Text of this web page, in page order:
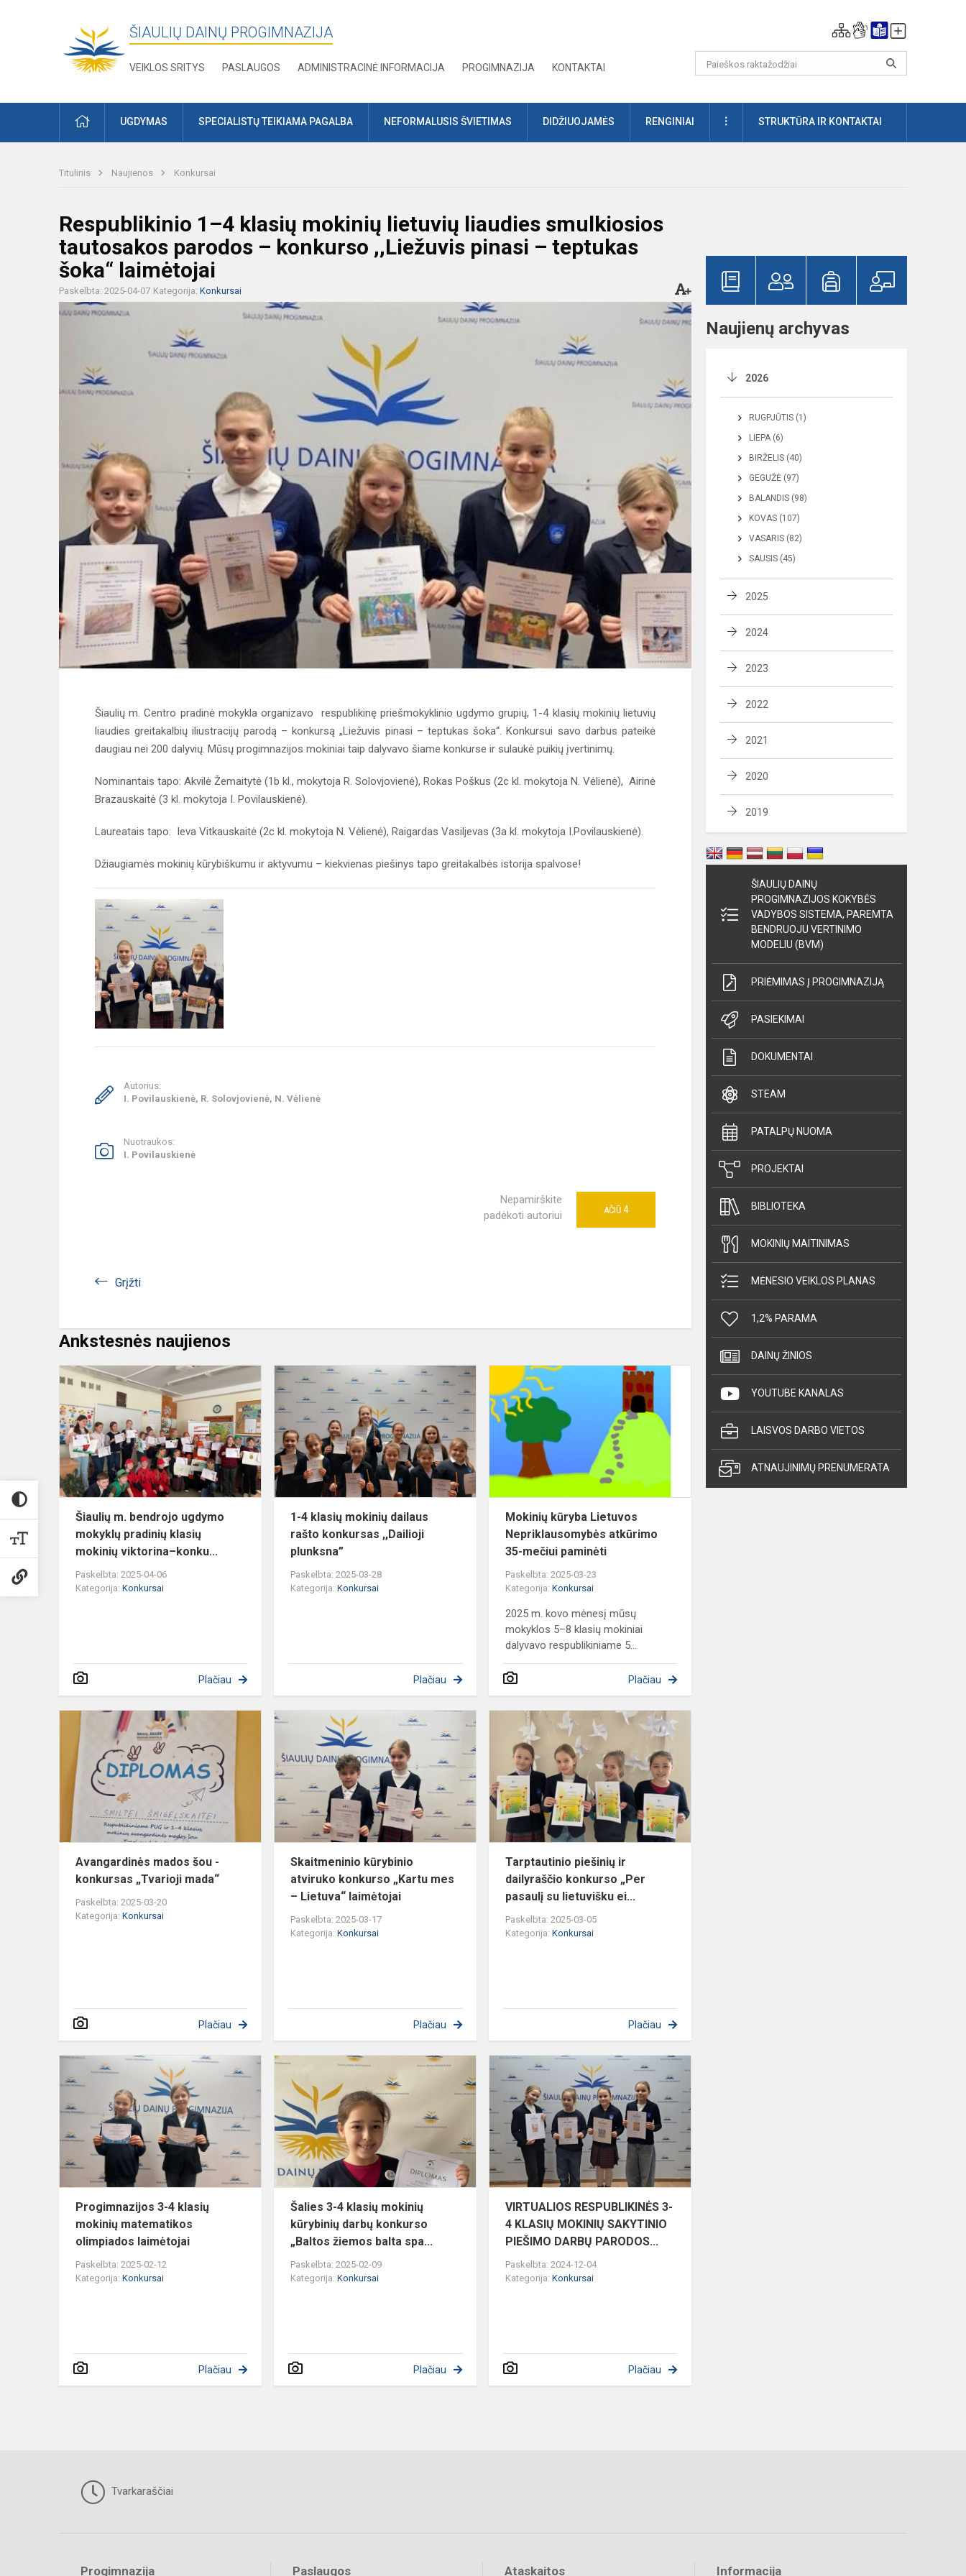
ŠIAULIŲ DAINŲ PROGIMNAZIJA
VEIKLOS SRITYS PASLAUGOS ADMINISTRACINĖ INFORMACIJA PROGIMNAZIJA KONTAKTAI
PRADŽIAUGDYMAS SPECIALISTŲ TEIKIAMA PAGALBA NEFORMALUSIS ŠVIETIMAS DIDŽIUOJAMĖS RENGINIAI DAUGIAUSTRUKTŪRA IR KONTAKTAI
Titulinis Naujienos Konkursai
Respublikinio 1–4 klasių mokinių lietuvių liaudies smulkiosios
tautosakos parodos – konkurso ,,Liežuvis pinasi – teptukas
šoka“ laimėtojai
Paskelbta: 2025-04-07 Kategorija: Konkursai
Šiaulių m. Centro pradinė mokykla organizavo respublikinę priešmokyklinio ugdymo grupių, 1-4 klasių mokinių lietuvių
liaudies greitakalbių iliustracijų parodą – konkursą „Liežuvis pinasi – teptukas šoka“. Konkursui savo darbus pateikė
daugiau nei 200 dalyvių. Mūsų progimnazijos mokiniai taip dalyvavo šiame konkurse ir sulaukė puikių įvertinimų.
Nominantais tapo: Akvilė Žemaitytė (1b kl., mokytoja R. Solovjovienė), Rokas Poškus (2c kl. mokytoja N. Vėlienė), Airinė
Brazauskaitė (3 kl. mokytoja I. Povilauskienė).
Laureatais tapo: Ieva Vitkauskaitė (2c kl. mokytoja N. Vėlienė), Raigardas Vasiljevas (3a kl. mokytoja I.Povilauskienė).
Džiaugiamės mokinių kūrybiškumu ir aktyvumu – kiekvienas piešinys tapo greitakalbės istorija spalvose!
Autorius:
I. Povilauskienė, R. Solovjovienė, N. Vėlienė
Nuotraukos:
I. Povilauskienė
Nepamirškite
padėkoti autoriui
AČIŪ 4
Grįžti
Ankstesnės naujienos
Šiaulių
m.
bendrojo
ugdymo
mokyklų
pradinių
klasių
mokinių...
Šiaulių m. bendrojo ugdymo
mokyklų pradinių klasių
mokinių viktorina–konku...
Paskelbta: 2025-04-06
Kategorija: Konkursai
Plačiau
1-
4
klasių
mokinių
dailaus
konkursas
,,Dailioji
plunk...
1-4 klasių mokinių dailaus
rašto konkursas ,,Dailioji
plunksna”
Paskelbta: 2025-03-28
Kategorija:Konkursai
Plačiau
Mokinių
kūryba
Nepriklausomybės
atkūrimo
mečiui...
Mokinių kūryba Lietuvos
Nepriklausomybės atkūrimo
35-mečiui paminėti
Paskelbta: 2025-03-23
Kategorija:Konkursai
2025 m. kovo mėnesį mūsų
mokyklos 5–8 klasių mokiniai
dalyvavo respublikiniame 5...
Plačiau
Avangardinės
konkursas
„Tvarioji
mada“
Avangardinės mados šou -
konkursas „Tvarioji mada“
Paskelbta: 2025-03-20
Kategorija: Konkursai
Plačiau
Skaitmeninio
kūrybinio
atviruko
konkurso
„Kartu
mes
Lietu...
Skaitmeninio kūrybinio
atviruko konkurso „Kartu mes
– Lietuva“ laimėtojai
Paskelbta: 2025-03-17
Kategorija:Konkursai
Plačiau
Tarptautinio piešinių ir
dailyraščio konkurso „Per
pasaulį su lietuvišku ei...
Paskelbta: 2025-03-05
Kategorija:Konkursai
Plačiau
Progimnazijos
klasių
mokinių
matematikos
olimpiados
Progimnazijos 3-4 klasių
mokinių matematikos
olimpiados laimėtojai
Paskelbta: 2025-02-12
Kategorija: Konkursai
Plačiau
Šalies
3-
4
klasių
mokinių
kūrybinių
darbų
konkurso
„Baltos...
Šalies 3-4 klasių mokinių
kūrybinių darbų konkurso
„Baltos žiemos balta spa...
Paskelbta: 2025-02-09
Kategorija:Konkursai
Plačiau
4
KLASIŲ
MOKINIŲ
SAKYTINIO
PIEŠI...
VIRTUALIOS RESPUBLIKINĖS 3-
4 KLASIŲ MOKINIŲ SAKYTINIO
PIEŠIMO DARBŲ PARODOS...
Paskelbta: 2024-12-04
Kategorija:Konkursai
Plačiau
Naujienų archyvas
2026
RUGPJŪTIS (1)
LIEPA (6)
BIRŽELIS (40)
GEGUŽĖ (97)
BALANDIS (98)
KOVAS (107)
VASARIS (82)
SAUSIS (45)
2025
2024
2023
2022
2021
2020
2019
ŠIAULIŲ DAINŲ
PROGIMNAZIJOS KOKYBĖS
VADYBOS SISTEMA, PAREMTA
BENDRUOJU VERTINIMO
MODELIU (BVM)
PRIĖMIMAS Į PROGIMNAZIJĄ
PASIEKIMAI
DOKUMENTAI
STEAM
PATALPŲ NUOMA
PROJEKTAI
BIBLIOTEKA
MOKINIŲ MAITINIMAS
MĖNESIO VEIKLOS PLANAS
1,2% PARAMA
DAINŲ ŽINIOS
YOUTUBE KANALAS
LAISVOS DARBO VIETOS
ATNAUJINIMŲ PRENUMERATA
Tvarkaraščiai
Progimnazija Paslaugos Ataskaitos Informacija